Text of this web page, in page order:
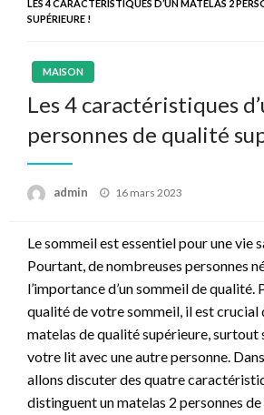
LES 4 CARACTÉRISTIQUES D’UN MATELAS 2
SUPÉRIEURE !
MAISON
Les 4 caractéristiques
personnes de qualité
admin
Posted
16 mars 2023
Le sommeil est essentiel pour une vie
Pourtant, de nombreuses personnes
l’importance d’un sommeil de qualité.
qualité de votre sommeil, il est crucial
matelas de qualité supérieure, surtout
votre lit avec une autre personne.
allons discuter des quatre
distinguent un matelas 2 personnes